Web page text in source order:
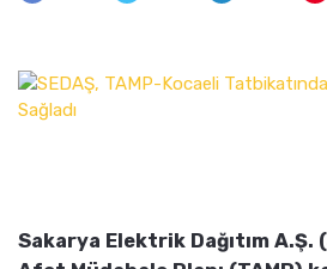
Sakarya Elektrik Dağıtım A.Ş.